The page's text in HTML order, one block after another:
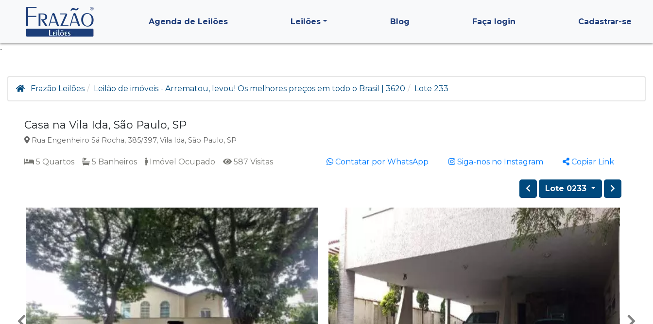
.
Agenda de Leilões Leilões Blog Faça login Cadastrar-se
Frazão Leilões Leilão de imóveis - Arrematou, levou! Os melhores preços em todo o Brasil | 3620 Lote 233
Casa na Vila Ida, São Paulo, SP
Rua Engenheiro Sá Rocha, 385/397, Vila Ida, São Paulo, SP
5 Quartos 5 Banheiros Imóvel Ocupado 587 Visitas Contatar por WhatsApp Siga-nos no Instagram Copiar Link
Lote 0233